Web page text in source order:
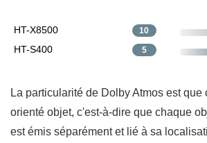
HT-X8500 10
HT-S400 5
La particularité de Dolby Atmos est que
orienté objet, c'est-à-dire que chaque
est émis séparément et lié à sa